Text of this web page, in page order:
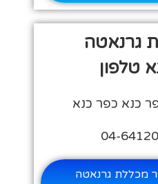
גרנאטה
טלפון
כנא כפר כנא
מכללת גרנאטה